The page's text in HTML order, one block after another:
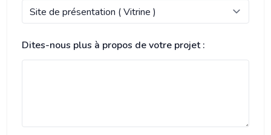
Dites-nous plus à propos de votre projet :